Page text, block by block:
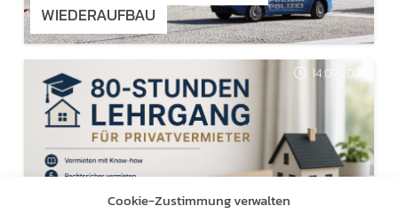
Cookie-Zustimmung verwalten
WIEDERAUFBAU
14.07.2026
SCHRIFTLICHE ANFRAGE